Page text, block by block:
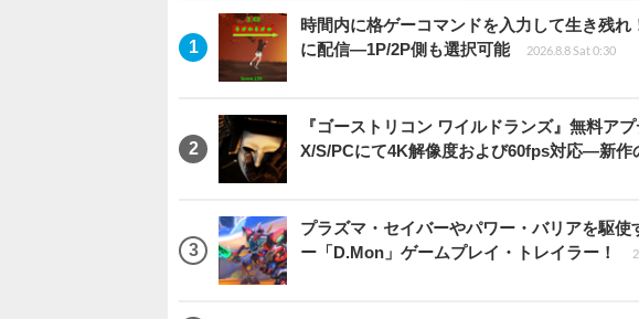
時間内に格ゲーコマンドを入力して生き残
に配信―1P/2P側も選択可能
2026.8.8 Sat 0:30
『ゴーストリコン ワイルドランズ』無料ア
X/S/PCにて4K解像度および60fps対応―新作
プラズマ・セイバーやパワー・バリアを駆
ー「D.Mon」ゲームプレイ・トレイラー！